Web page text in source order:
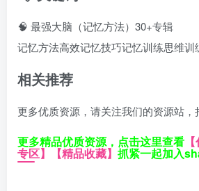
🧠 最强大脑（记忆方法）30+专辑
记忆方法高效记忆技巧记忆训练思维训
相关推荐
更多优质资源，请关注我们的资源站
更多精品优质资源，点击这里查看
专区】 【精品收藏】 抓紧一起加入